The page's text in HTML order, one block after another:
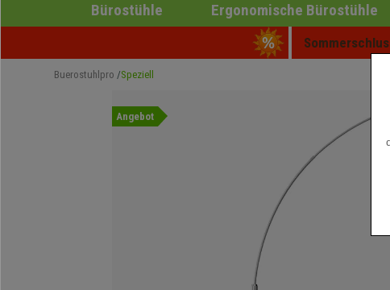
Bürostühle Ergonomische Bürostühle
Buerostuhlpro Speziell
Angebot